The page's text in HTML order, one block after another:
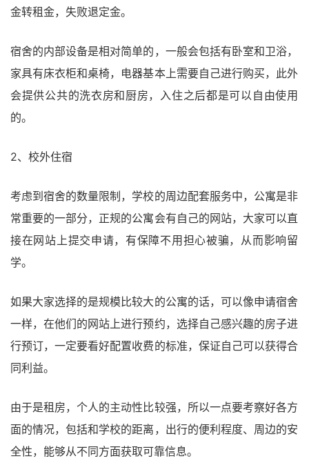
金转租金，失败退定金。
宿舍的内部设备是相对简单的，一般会包括有卧室和卫浴，
家具有床衣柜和桌椅，电器基本上需要自己进行购买，此外
会提供公共的洗衣房和厨房，入住之后都是可以自由使用
的。
2、校外住宿
考虑到宿舍的数量限制，学校的周边配套服务中，公寓是非
常重要的一部分，正规的公寓会有自己的网站，大家可以直
接在网站上提交申请，有保障不用担心被骗，从而影响留
学。
如果大家选择的是规模比较大的公寓的话，可以像申请宿舍
一样，在他们的网站上进行预约，选择自己感兴趣的房子进
行预订，一定要看好配置收费的标准，保证自己可以获得合
同利益。
由于是租房，个人的主动性比较强，所以一点要考察好各方
面的情况，包括和学校的距离，出行的便利程度、周边的安
全性，能够从不同方面获取可靠信息。